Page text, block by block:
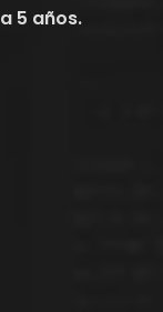
5 años.